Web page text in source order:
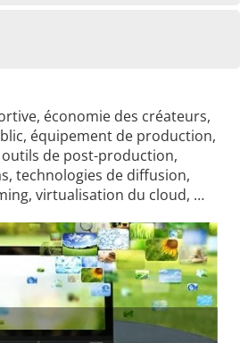
économie des créateurs,
équipement de production,
de post-production,
technologies de diffusion,
virtualisation du cloud, …